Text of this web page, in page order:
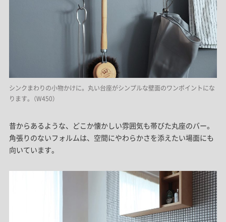
シンクまわりの小物かけに。丸い台座がシンプルな壁面のワンポイントにな
ります。（W450）
昔からあるような、どこか懐かしい雰囲気も帯びた丸座のバー。
角張りのないフォルムは、空間にやわらかさを添えたい場面にも
向いています。